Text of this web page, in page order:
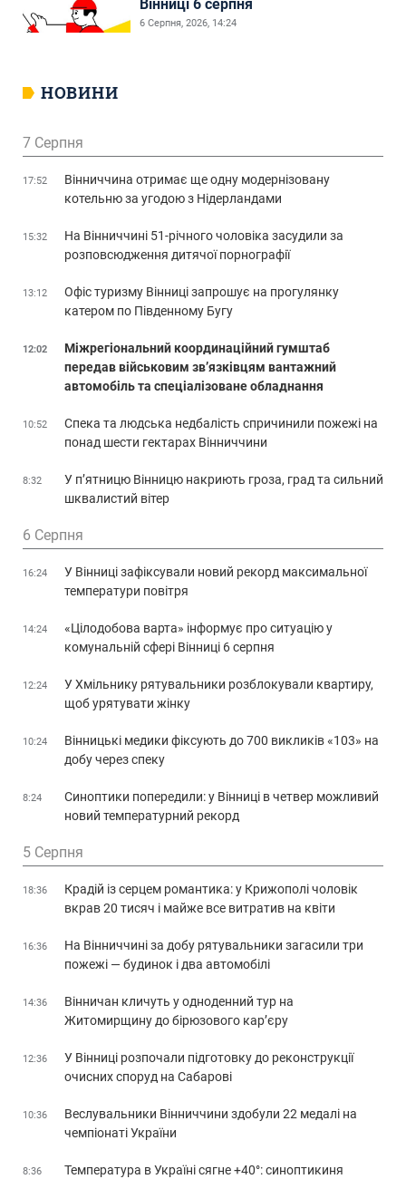
Вінниці 6 серпня
6 Серпня, 2026, 14:24
НОВИНИ
7 Серпня
17:52
Вінниччина отримає ще одну модернізовану
котельню за угодою з Нідерландами
15:32
На Вінниччині 51-річного чоловіка засудили за
розповсюдження дитячої порнографії
13:12
Офіс туризму Вінниці запрошує на прогулянку
катером по Південному Бугу
12:02
Міжрегіональний координаційний гумштаб
передав військовим зв’язківцям вантажний
автомобіль та спеціалізоване обладнання
10:52
Спека та людська недбалість спричинили пожежі на
понад шести гектарах Вінниччини
8:32
У п’ятницю Вінницю накриють гроза, град та сильний
шквалистий вітер
6 Серпня
16:24
У Вінниці зафіксували новий рекорд максимальної
температури повітря
14:24
«Цілодобова варта» інформує про ситуацію у
комунальній сфері Вінниці 6 серпня
12:24
У Хмільнику рятувальники розблокували квартиру,
щоб урятувати жінку
10:24
Вінницькі медики фіксують до 700 викликів «103» на
добу через спеку
8:24
Синоптики попередили: у Вінниці в четвер можливий
новий температурний рекорд
5 Серпня
18:36
Крадій із серцем романтика: у Крижополі чоловік
вкрав 20 тисяч і майже все витратив на квіти
16:36
На Вінниччині за добу рятувальники загасили три
пожежі — будинок і два автомобілі
14:36
Вінничан кличуть у одноденний тур на
Житомирщину до бірюзового кар’єру
12:36
У Вінниці розпочали підготовку до реконструкції
очисних споруд на Сабарові
10:36
Веслувальники Вінниччини здобули 22 медалі на
чемпіонаті України
8:36
Температура в Україні сягне +40°: синоптикиня